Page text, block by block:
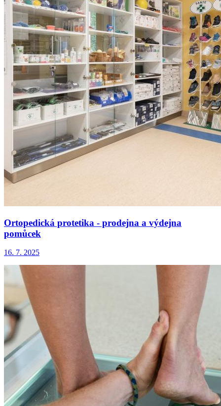
Ortopedická protetika - prodejna a výdejna
pomůcek
16. 7. 2025